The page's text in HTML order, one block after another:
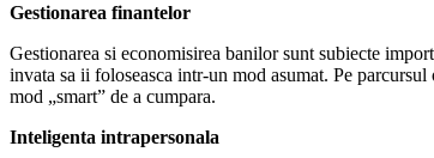
Gestionarea finantelor
Gestionarea si economisirea banilor sunt subiecte
invata sa ii foloseasca intr-un mod asumat. Pe
mod „smart” de a cumpara.
Inteligenta intrapersonala